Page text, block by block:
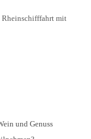
Rheinschifffahrt mit
und Genuss